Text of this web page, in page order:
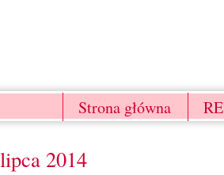
Strona główna
2014